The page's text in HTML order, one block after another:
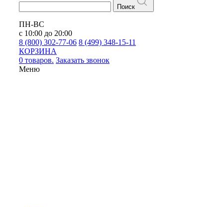
Поиск
ПН-ВС
с 10:00 до 20:00
8 (800) 302-77-06 8 (499) 348-15-11
КОРЗИНА
0 товаров. Заказать звонок
Меню